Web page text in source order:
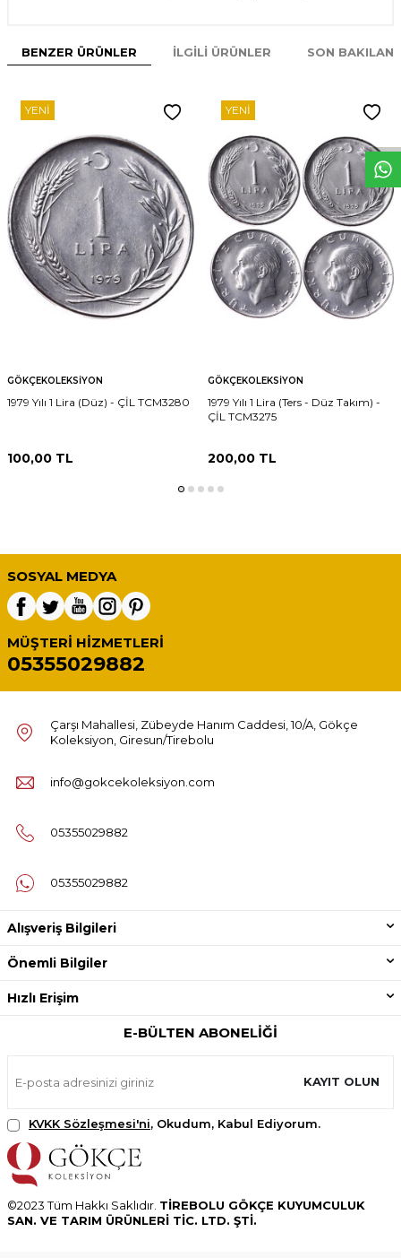
W
h
t
s
p
p
D
e
s
e
H
a
t
t
BENZER ÜRÜNLER İLGILI ÜRÜNLER SON
YENI
GÖKÇEKOLEKSIYON
1979 Yılı 1 Lira (Düz) - ÇİL TCM3280
100,00 TL
YENI
GÖKÇEKOLEKSIYON
1979 Yılı 1 Lira (Ters - Düz Takım) -
ÇİL TCM3275
200,00TL
SOSYAL MEDYA
MÜŞTERI HIZMETLERI
05355029882
Çarşı Mahallesi, Zübeyde Hanım Caddesi, 10/A, Gökçe
Koleksiyon, Giresun/Tirebolu
info@gokcekoleksiyon.com
05355029882
05355029882
Alışveriş Bilgileri
Önemli Bilgiler
Hızlı Erişim
E-BÜLTEN ABONELIĞI
KAYIT OLUN
KVKK Sözleşmesi'ni, Okudum, Kabul Ediyorum.
©2023 Tüm Hakkı Saklıdır. TİREBOLU GÖKÇE KUYUMCULUK
SAN. VE TARIM ÜRÜNLERİ TİC. LTD. ŞTİ.